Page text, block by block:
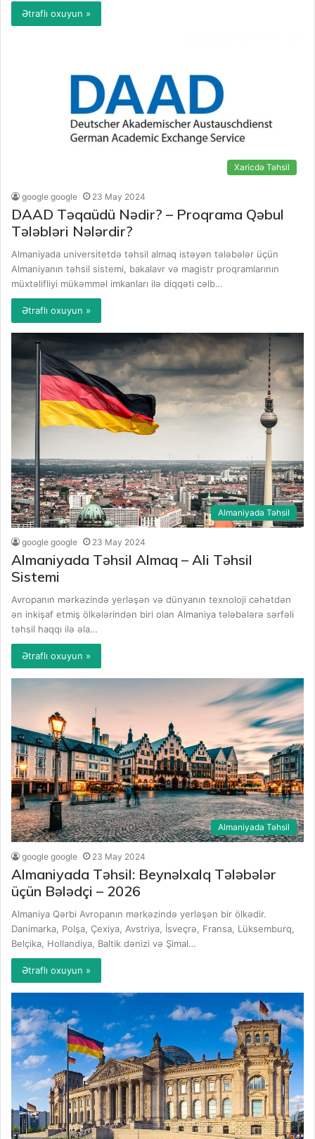
Ətraflı oxuyun »
Xaricdə Təhsil
google google 23 May 2024
DAAD Təqaüdü Nədir? – Proqrama Qəbul
Tələbləri Nələrdir?
Almaniyada universitetdə təhsil almaq istəyən tələbələr üçün
Almaniyanın təhsil sistemi, bakalavr və magistr proqramlarının
müxtəlifliyi mükəmməl imkanları ilə diqqəti cəlb…
Ətraflı oxuyun »
Almaniyada Təhsil
google google 23 May 2024
Almaniyada Təhsil Almaq – Ali Təhsil
Sistemi
Avropanın mərkəzində yerləşən və dünyanın texnoloji cəhətdən
ən inkişaf etmiş ölkələrindən biri olan Almaniya tələbələrə sərfəli
təhsil haqqı ilə əla…
Ətraflı oxuyun »
Almaniyada Təhsil
google google 23 May 2024
Almaniyada Təhsil: Beynəlxalq Tələbələr
üçün Bələdçi – 2026
Almaniya Qərbi Avropanın mərkəzində yerləşən bir ölkədir.
Danimarka, Polşa, Çexiya, Avstriya, İsveçrə, Fransa, Lüksemburq,
Belçika, Hollandiya, Baltik dənizi və Şimal…
Ətraflı oxuyun »